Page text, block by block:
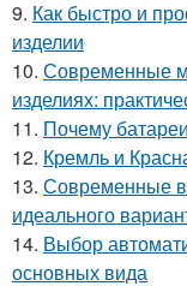
9. Как быстро и
изделии
10. Современные
изделиях:
11. Почему
12. Кремль и
13. Современные
идеального
14. Выбор
основных вида